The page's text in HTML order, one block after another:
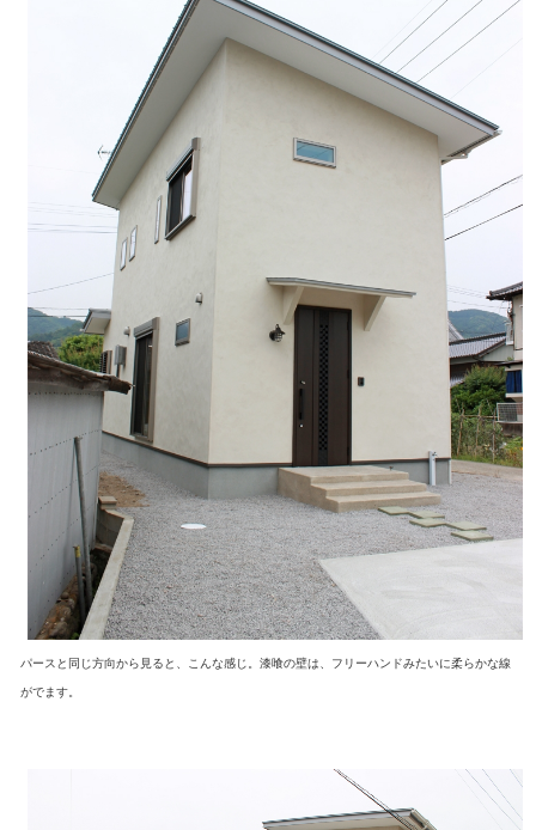
パースと同じ方向から見ると、こんな感じ。漆喰の壁は、フリーハンドみたいに柔らかな線
がでます。